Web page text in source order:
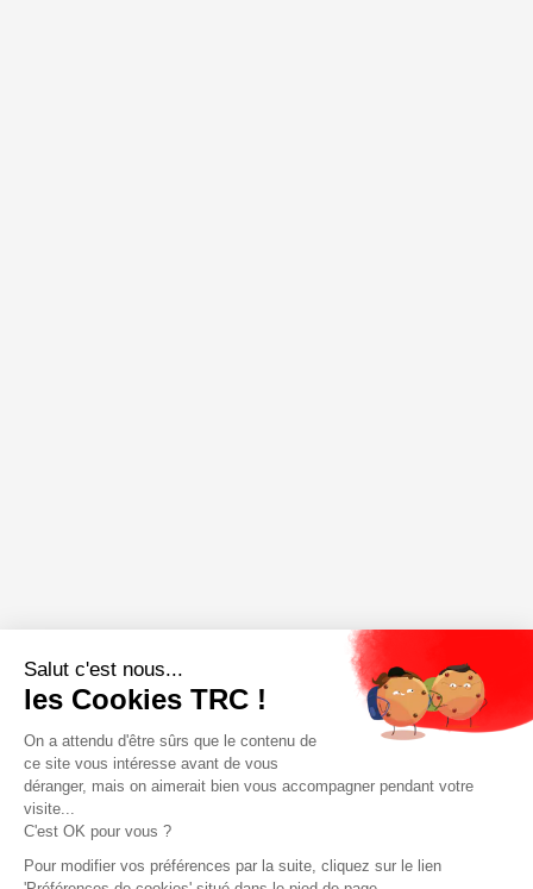
Salut c'est nous...
les Cookies TRC !
On a attendu d'être sûrs que le contenu de
ce site vous intéresse avant de vous
déranger, mais on aimerait bien vous accompagner pendant votre
visite...
C'est OK pour vous ?
Pour modifier vos préférences par la suite, cliquez sur le lien